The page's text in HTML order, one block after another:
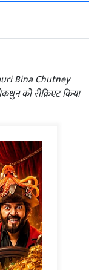
Bina Chutney
को रीक्रिएट किया